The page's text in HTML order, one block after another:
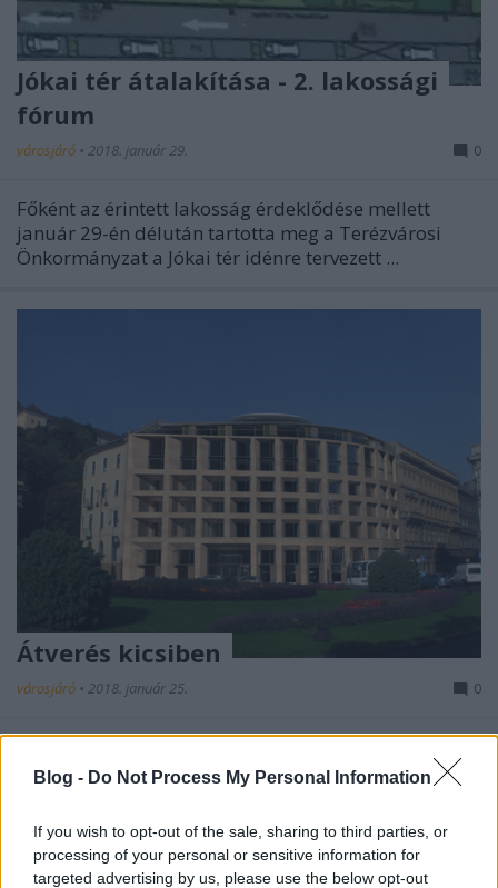
Blog - Do Not Process My Personal Information
If you wish to opt-out of the sale, sharing to third parties, or
processing of your personal or sensitive information for
targeted advertising by us, please use the below opt-out
Jókai tér átalakítása - 2. lakossági
fórum
városjáró • 2018. január 29. 0
Főként az érintett lakosság érdeklődése mellett
január 29-én délután tartotta meg a Terézvárosi
Önkormányzat a Jókai tér idénre tervezett ...
Átverés kicsiben
városjáró • 2018. január 25. 0
December elejére kezdett bizonyossá válni a figyelő
szemű várost járók számára, hogy a Clark Ádám tér
ikonikus foghíjtelkére építendő új ...